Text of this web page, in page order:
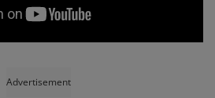
Advertisement